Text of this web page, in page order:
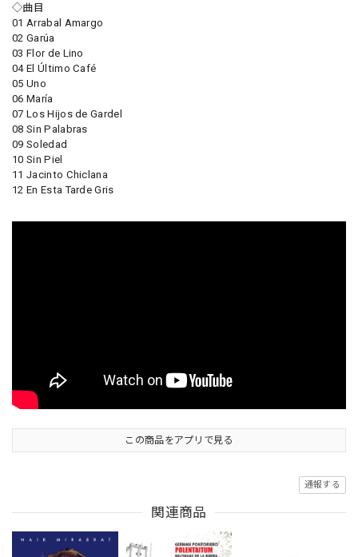
◇曲目
01 Arrabal Amargo
02 Garúa
03 Flor de Lino
04 El Último Café
05 Uno
06 María
07 Los Hijos de Gardel
08 Sin Palabras
09 Soledad
10 Sin Piel
11 Jacinto Chiclana
12 En Esta Tarde Gris
この商品をアプリで見る
通報する
関連商品